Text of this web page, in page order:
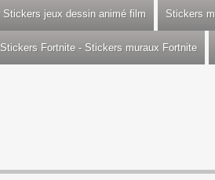
Stickers jeux dessin animé film Stickers
Stickers Fortnite - Stickers muraux Fortnite